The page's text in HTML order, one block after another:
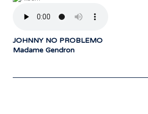
JOHNNY NO PROBLEMO
Madame Gendron